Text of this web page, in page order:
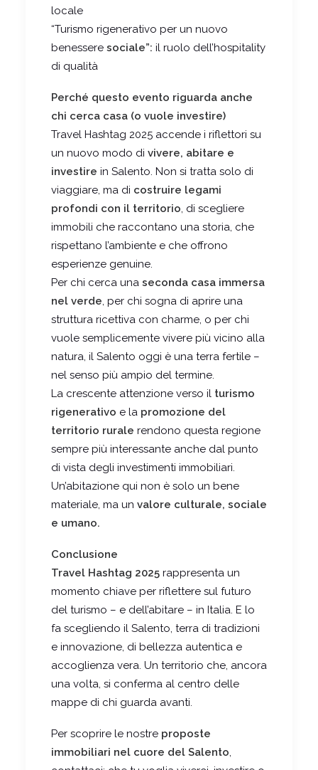
locale
“Turismo rigenerativo per un nuovo
benessere sociale”: il ruolo dell’hospitality
di qualità
Perché questo evento riguarda anche
chi cerca casa (o vuole investire)
Travel Hashtag 2025 accende i riflettori su
un nuovo modo di vivere, abitare e
investire in Salento. Non si tratta solo di
viaggiare, ma di costruire legami
profondi con il territorio, di scegliere
immobili che raccontano una storia, che
rispettano l’ambiente e che offrono
esperienze genuine.
Per chi cerca una seconda casa immersa
nel verde, per chi sogna di aprire una
struttura ricettiva con charme, o per chi
vuole semplicemente vivere più vicino alla
natura, il Salento oggi è una terra fertile –
nel senso più ampio del termine.
La crescente attenzione verso il turismo
rigenerativo e la promozione del
territorio rurale rendono questa regione
sempre più interessante anche dal punto
di vista degli investimenti immobiliari.
Un’abitazione qui non è solo un bene
materiale, ma un valore culturale, sociale
e umano.
Conclusione
Travel Hashtag 2025 rappresenta un
momento chiave per riflettere sul futuro
del turismo – e dell’abitare – in Italia. E lo
fa scegliendo il Salento, terra di tradizioni
e innovazione, di bellezza autentica e
accoglienza vera. Un territorio che, ancora
una volta, si conferma al centro delle
mappe di chi guarda avanti.
Per scoprire le nostre proposte
immobiliari nel cuore del Salento,